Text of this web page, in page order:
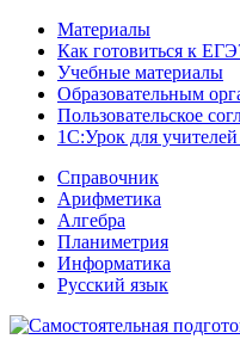
Материалы
Как готовиться к
Учебные материалы
Образовательным
Пользовательское
1С:Урок для
Справочник
Арифметика
Алгебра
Планиметрия
Информатика
Русский язык